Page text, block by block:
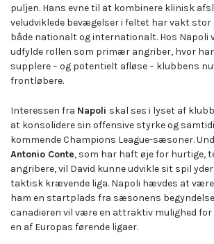
puljen. Hans evne til at kombinere klinisk
veludviklede bevægelser i feltet har vakt
både nationalt og internationalt. Hos Napoli
udfylde rollen som primær angriber, hvor
supplere – og potentielt afløse – klubbens
frontløbere.
Interessen fra Napoli skal ses i lyset af
at konsolidere sin offensive styrke og
kommende Champions League-sæsoner.
Antonio Conte, som har haft øje for hurtige,
angribere, vil David kunne udvikle sit spil
taktisk krævende liga. Napoli hævdes at
ham en startplads fra sæsonens
canadieren vil være en attraktiv mulighed
en af Europas førende ligaer.